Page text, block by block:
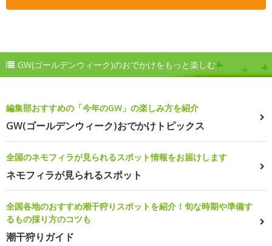
GW(ゴールデンウィーク)のおでかけをもっと楽しむ
編集部おすすめの「今年のGW」の楽しみ方を紹介
GW(ゴールデンウィーク)おでかけトピックス
全国のネモフィラが見られるスポット情報をお届けします
ネモフィラが見られるスポット
全国各地のおすすめ潮干狩りスポットを紹介！旬な時期や準備す
るもの採り方のコツも
潮干狩りガイド